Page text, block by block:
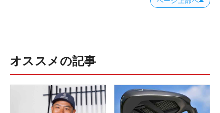
オススメの記事